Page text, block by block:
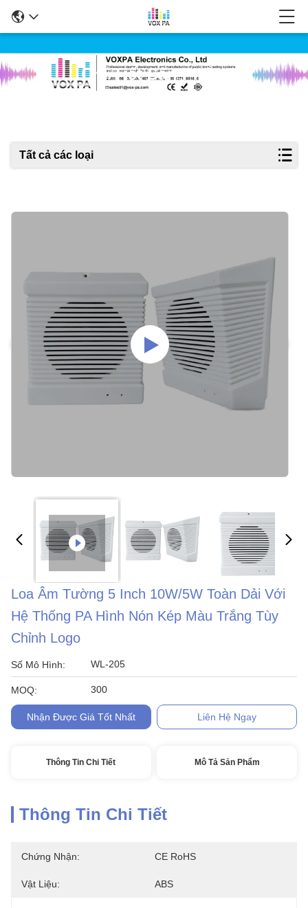
Chi Tiết Sản Phẩm
Tất cả các loại
Loa Âm Tường 5 Inch 10W/5W Toàn Dải Với
Hệ Thống PA Hình Nón Kép Màu Trắng Tùy
Chỉnh Logo
Số Mô Hình: WL-205
MOQ: 300
Nhận Được Giá Tốt Nhất Liên Hệ Ngay
Thông Tin Chi Tiết Mô Tả Sản Phẩm
Thông Tin Chi Tiết
Chứng Nhận: CE RoHS
Vật Liệu: ABS